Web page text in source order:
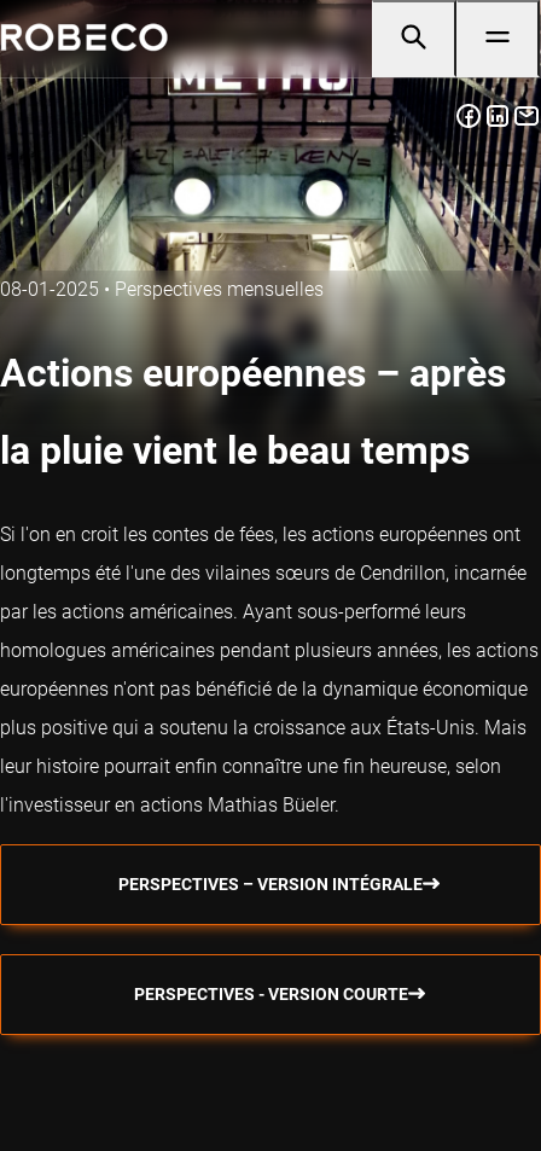
08-01-2025 • Perspectives mensuelles
Actions européennes – après
la pluie vient le beau temps
Si l'on en croit les contes de fées, les actions européennes ont
longtemps été l'une des vilaines sœurs de Cendrillon, incarnée
par les actions américaines. Ayant sous-performé leurs
homologues américaines pendant plusieurs années, les actions
européennes n'ont pas bénéficié de la dynamique économique
plus positive qui a soutenu la croissance aux États-Unis. Mais
leur histoire pourrait enfin connaître une fin heureuse, selon
l'investisseur en actions Mathias Büeler.
PERSPECTIVES – VERSION INTÉGRALE
PERSPECTIVES - VERSION COURTE